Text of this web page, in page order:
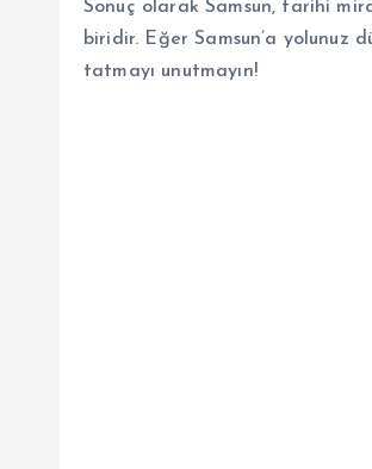
Sonuç olarak Samsun, tarihi
biridir. Eğer Samsun’a yolunuz
tatmayı unutmayın!